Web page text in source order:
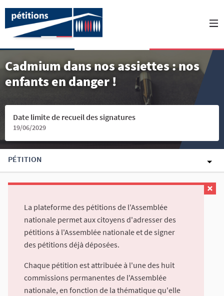
Cadmium dans nos assiettes : nos
enfants en danger !
Date limite de recueil des signatures
19/06/2029
PÉTITION
La plateforme des pétitions de l'Assemblée
nationale permet aux citoyens d'adresser des
pétitions à l'Assemblée nationale et de signer
des pétitions déjà déposées.
Chaque pétition est attribuée à l'une des huit
commissions permanentes de l'Assemblée
nationale, en fonction de la thématique qu'elle